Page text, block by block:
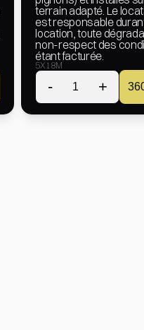
terrain adapté. Le
est responsable
location, toute
non-respect des
étant facturée.
5X18M
- 1 +